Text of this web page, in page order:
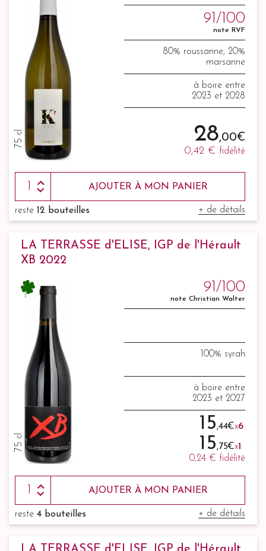
75 cl
91/100
note RVF
80% roussanne, 20%
marsanne
à boire entre
2023 et 2028
28,00 €
0,42 € fidélité
AJOUTER À MON PANIER
reste 12 bouteilles + de détails
LA TERRASSE d'ELISE, IGP de l'Hérault
XB 2022
75 cl
91/100
note Christian Walter
100% syrah
à boire entre
2023 et 2027
15,44 €x6
15,75 €x1
0,24 € fidélité
AJOUTER À MON PANIER
reste 4 bouteilles + de détails